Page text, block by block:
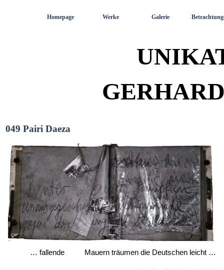
Homepage Werke Galerie
049 Pairi Daeza
… fallende Mauern träumen die Deutschen leicht …